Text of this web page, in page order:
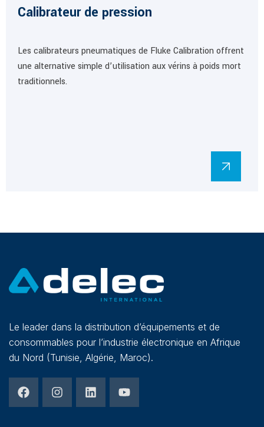
Calibrateur de pression
Les calibrateurs pneumatiques de Fluke Calibration offrent
une alternative simple d’utilisation aux vérins à poids mort
traditionnels.
Le leader dans la distribution d’équipements et de
consommables pour l’industrie électronique en Afrique
du Nord (Tunisie, Algérie, Maroc).